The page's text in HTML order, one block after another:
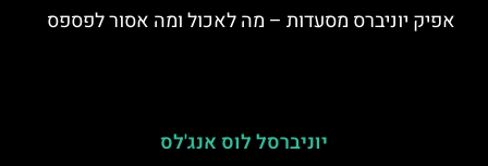
אפיק יוניברס מסעדות – מה לאכול ומה אסור לפספס
יוניברסל לוס אנג'לס